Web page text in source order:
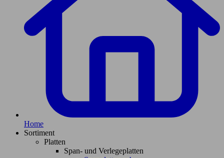
Home
Sortiment
Platten
Span- und Verlegeplatten